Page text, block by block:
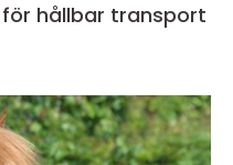
för hållbar transport